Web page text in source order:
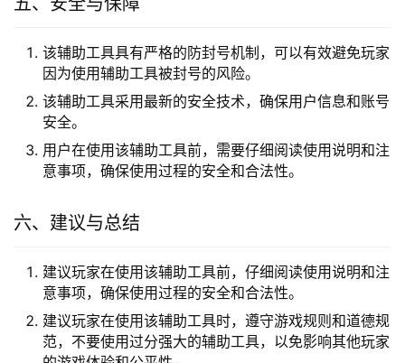
优势：使用该辅助工具可以提高游戏效率和胜率，减少
操作难度和时间成本，同时避免封号风险。
劣势：该辅助工具可能会被游戏官方封号，同时使用该
辅助工具可能会被其他玩家质疑作弊，影响游戏体验。
五、安全与保障
该辅助工具具有严格的防封号机制，可以有效避免玩家
因为使用辅助工具被封号的风险。
该辅助工具采用最新的安全技术，确保用户信息和账号
安全。
用户在使用该辅助工具前，需要仔细阅读使用说明和注
意事项，确保使用过程的安全和合法性。